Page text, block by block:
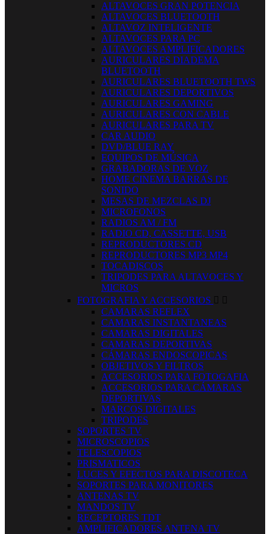
ALTAVOCES GRAN POTENCIA
ALTAVOCES BLUETOOTH
ALTAVOZ INTELIGENTE
ALTAVOCES PARA PC
ALTAVOCES AMPLIFICADORES
AURICULARES DIADEMA
BLUETOOTH
AURICULARES BLUETOOTH TWS
AURICULARES DEPORTIVOS
AURICULARES GAMING
AURICULARES CON CABLE
AURICULARES PARA TV
CAR AUDIO
DVD/BLUE RAY
EQUIPOS DE MÚSICA
GRABADORAS DE VOZ
HOME CINEMA BARRAS DE
SONIDO
MESAS DE MEZCLAS DJ
MICROFONOS
RADIOS AM / FM
RADIO CD, CASSETTE, USB
REPRODUCTORES CD
REPRODUCTORES MP3 MP4
TOCADISCOS
TRIPODES PARA ALTAVOCES Y
MICROS
FOTOGRAFIA Y ACCESORIOS  
CAMARAS REFLEX
CAMARAS INSTANTANEAS
CAMARAS DIGITALES
CAMARAS DEPORTIVAS
CÁMARAS ENDOSCOPICAS
OBJETIVOS Y FILTROS
ACCESORIOS PARA FOTOGAFIA
ACCESORIOS PARA CÁMARAS
DEPORTIVAS
MARCOS DIGITALES
TRIPODES
SOPORTES TV
MICROSCOPIOS
TELESCOPIOS
PRISMATICOS
LUCES Y EFECTOS PARA DISCOTECA
SOPORTES PARA MONITORES
ANTENAS TV
MANDOS TV
RECEPTORES TDT
AMPLIFICADORES ANTENA TV